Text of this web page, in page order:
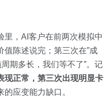
里，AI客户在前两次模拟中
陈述说完；第三次在”成
期多长，我们等不了”。记
现正常，第三次出现明显卡
应变能力缺口。